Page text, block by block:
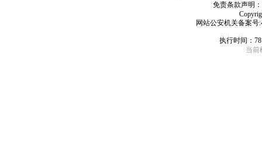
免责条款声明
网站公安机关备案号
执行时间：
当前